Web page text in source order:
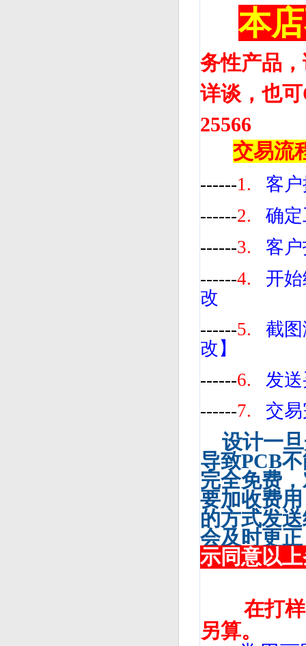
本
务性产品
详谈，也可
25566
交易流
------1.
客
------2.
确
------3.
客
------4.
开
改
------5.
截
改】
------6.
发
------7. 交
设计一
导致PCB
完全免费，
要加收费
的方式发
会及时更
示同意以
在打样
另算。